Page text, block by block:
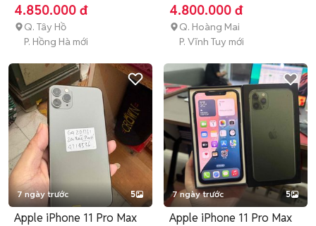
4.850.000 đ
Q. Tây Hồ
P. Hồng Hà mới
GB Hết bảo hành
4.800.000 đ
Q. Hoàng Mai
P. Vĩnh Tuy mới
7 ngày trước 5
Apple iPhone 11 Pro Max
7 ngày trước 5
Apple iPhone 11 Pro Max